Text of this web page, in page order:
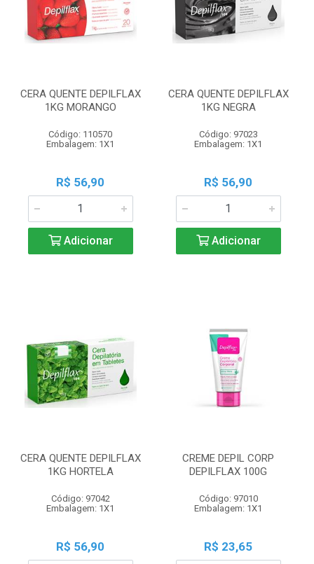
CERA QUENTE DEPILFLAX
1KG MORANGO
Código: 110570
Embalagem: 1X1
R$ 56,90
Adicionar
CERA QUENTE DEPILFLAX
1KG NEGRA
Código: 97023
Embalagem: 1X1
R$ 56,90
Adicionar
CERA QUENTE DEPILFLAX
1KG HORTELA
Código: 97042
Embalagem: 1X1
R$ 56,90
CREME DEPIL CORP
DEPILFLAX 100G
Código: 97010
Embalagem: 1X1
R$ 23,65